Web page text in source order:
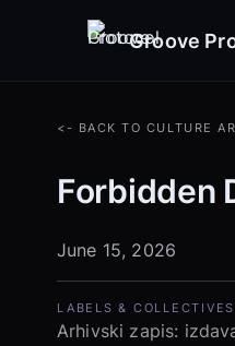
Groove
<- BACK TO CULTURE
Forbidden
June 15, 2026
LABELS &
Arhivski zapis: